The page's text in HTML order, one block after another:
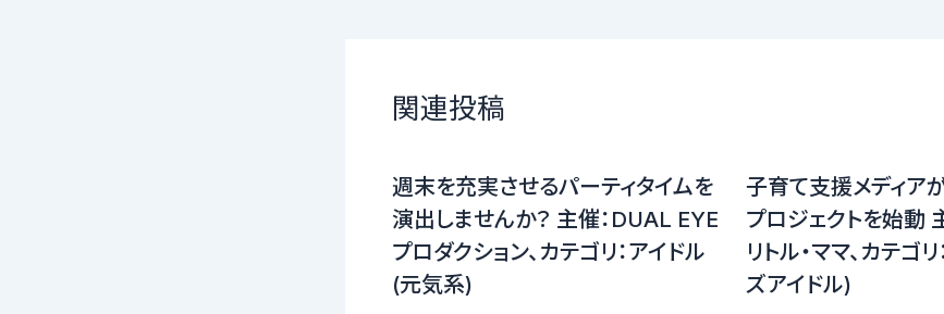
関連投稿
週末を充実させるパーティタイムを
演出しませんか？ 主催：DUAL EYE
プロダクション、カテゴリ：アイドル
(元気系)
子育て支援メディア
プロジェクトを始動
リトル・ママ、カテゴ
ズアイドル)